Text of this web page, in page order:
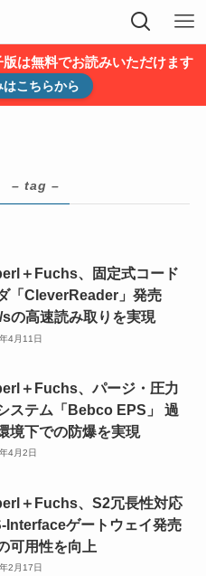
は無料でお読みいただけます
はこちらから
– tag –
＋Fuchs、固定式コード
「CleverReader」発売
の高速読み取りを実現
4月11日
＋Fuchs、パージ・圧力
ステム「Bebco EPS」 過
境下での防爆を実現
4月2日
＋Fuchs、S2冗長性対応
Interfaceゲートウェイ発売
可用性を向上
2月17日